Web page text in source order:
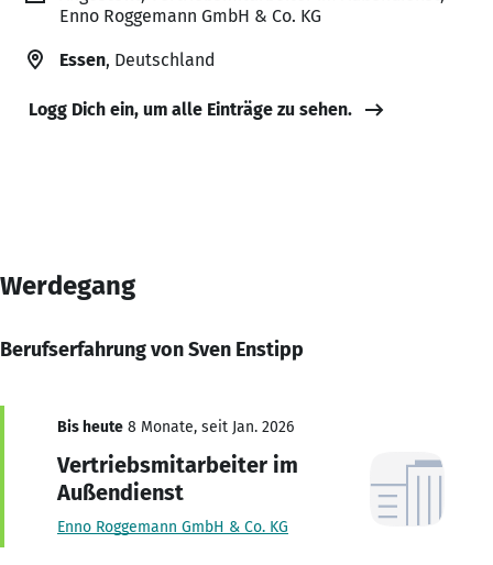
Enno Roggemann GmbH & Co. KG
Essen, Deutschland
Logg Dich ein, um alle Einträge zu sehen.
Werdegang
Berufserfahrung von Sven Enstipp
Bis heute 8 Monate, seit Jan. 2026
Vertriebsmitarbeiter im
Außendienst
Enno Roggemann GmbH & Co. KG